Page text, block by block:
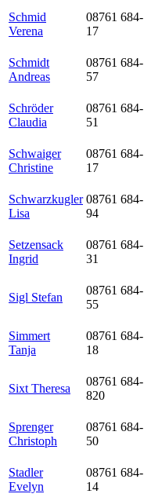
Schmid
Verena
08761 684-
17
Schmidt
Andreas
08761 684-
57
Schröder
Claudia
08761 684-
51
Schwaiger
Christine
08761 684-
17
Schwarzkugler
Lisa
08761 684-
94
Setzensack
Ingrid
08761 684-
31
Sigl Stefan
08761 684-
55
Simmert
Tanja
08761 684-
18
Sixt Theresa
08761 684-
820
Sprenger
Christoph
08761 684-
50
Stadler
Evelyn
08761 684-
14